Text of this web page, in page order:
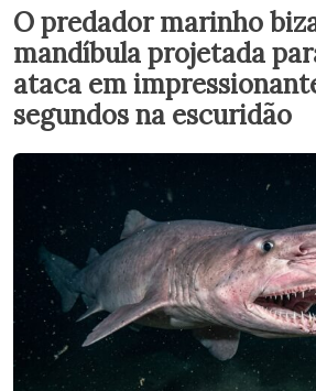
O predador marinho
mandíbula projetada
ataca em
segundos na escuridão